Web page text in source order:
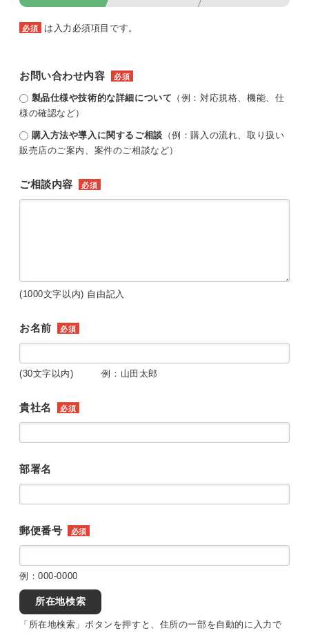
必須 は入力必須項目です。
お問い合わせ内容 必須
製品仕様や技術的な詳細について （例：対応規格、機能、仕
様の確認など）
購入方法や導入に関するご相談 （例：購入の流れ、取り扱い
販売店のご案内、案件のご相談など）
ご相談内容 必須
(1000文字以内) 自由記入
お名前 必須
(30文字以内) 例：山田太郎
貴社名 必須
部署名
郵便番号 必須
例：000-0000
所在地検索
「所在地検索」ボタンを押すと、住所の一部を自動的に入力で